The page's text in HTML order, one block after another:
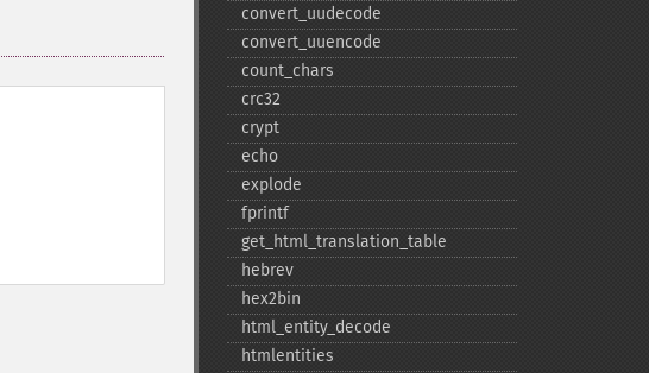
convert_​uudecode
convert_​uuencode
count_​chars
crc32
crypt
echo
explode
fprintf
get_​html_​translation_​table
hebrev
hex2bin
html_​entity_​decode
htmlentities